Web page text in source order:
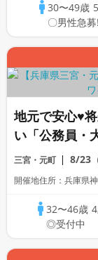
30〜49歳
〇男性急募
地元で安心♥
い「公務員・
安定職業の男
ル/White Key
三宮・元町 8/23
開催地住所：兵庫県
32〜46歳
◎受付中